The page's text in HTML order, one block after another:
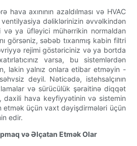
axınının azaldılması və HVAC
dəliklərinizin əvvəlkindən
ya üfləyici mühərrikin normaldan
görsəniz, səbəb tıxanmış kabin filtri
rejimi göstəriciniz və ya bortda
varsa, bu sistemlərdən
lakin yalnız onlara etibar etməyin -
deyil. Nəticədə, istehsalçının
və sürücülük şəraitinə diqqət
daxili hava keyfiyyətinin və sistemin
etmək üçün vaxt dəyişdirmələri üçün
edir.
və Əlçatan Etmək Olar